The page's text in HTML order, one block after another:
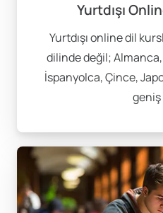
Yurtdışı
Yurtdışı online dil
dilinde değil;
İspanyolca, Çince,